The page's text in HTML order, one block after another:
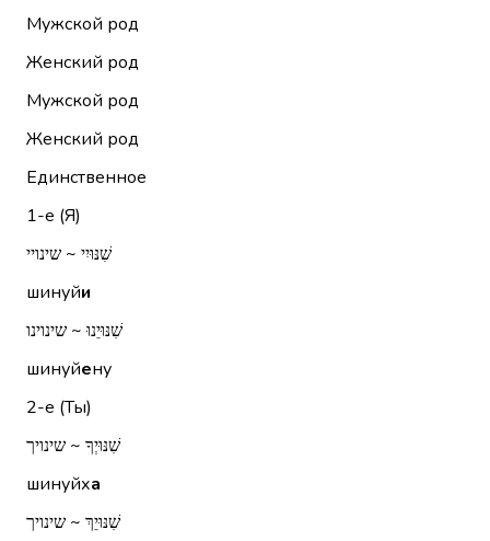
Мужской род
Женский род
Мужской род
Женский род
Единственное
1-е (Я)
שִׁנּוּיִי ~ שינויי
шинуйи
שִׁנּוּיֵנוּ ~ שינוינו
шинуйену
2-е (Ты)
שִׁנּוּיְךָ ~ שינויך
шинуйха
שִׁנּוּיֵךְ ~ שינויך